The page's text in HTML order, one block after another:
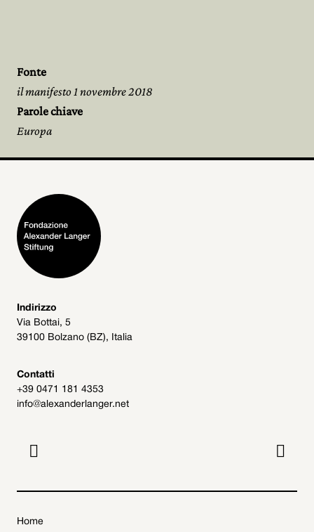
Fonte
il manifesto 1 novembre 2018
Parole chiave
Europa
Indirizzo
Via Bottai, 5
39100 Bolzano (BZ), Italia
Contatti
+39 0471 181 4353
info@alexanderlanger.net
 
Home